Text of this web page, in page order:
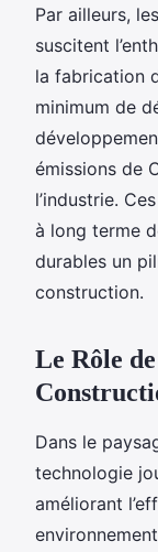
Par ailleurs, les
suscitent
la fabrication
minimum de
émissions de
l’industrie.
à long terme
durables un
construction.
Le Rôle
Dans le
technologie
améliorant